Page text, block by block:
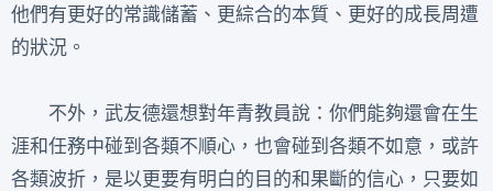
他們有更好的常識儲蓄、更綜合的本質、更好的成長周遭
的狀況。
不外，武友德還想對年青教員說：你們能夠還會在生
涯和任務中碰到各類不順心，也會碰到各類不如意，或許
各類波折，是以更要有明白的目的和果斷的信心，只要如